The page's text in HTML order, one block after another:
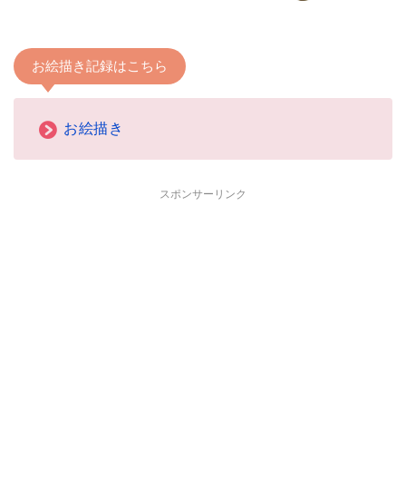
お絵描き記録はこちら
お絵描き
スポンサーリンク